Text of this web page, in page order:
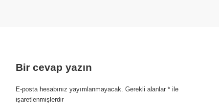
Bir cevap yazın
E-posta hesabınız yayımlanmayacak. Gerekli alanlar * ile
işaretlenmişlerdir